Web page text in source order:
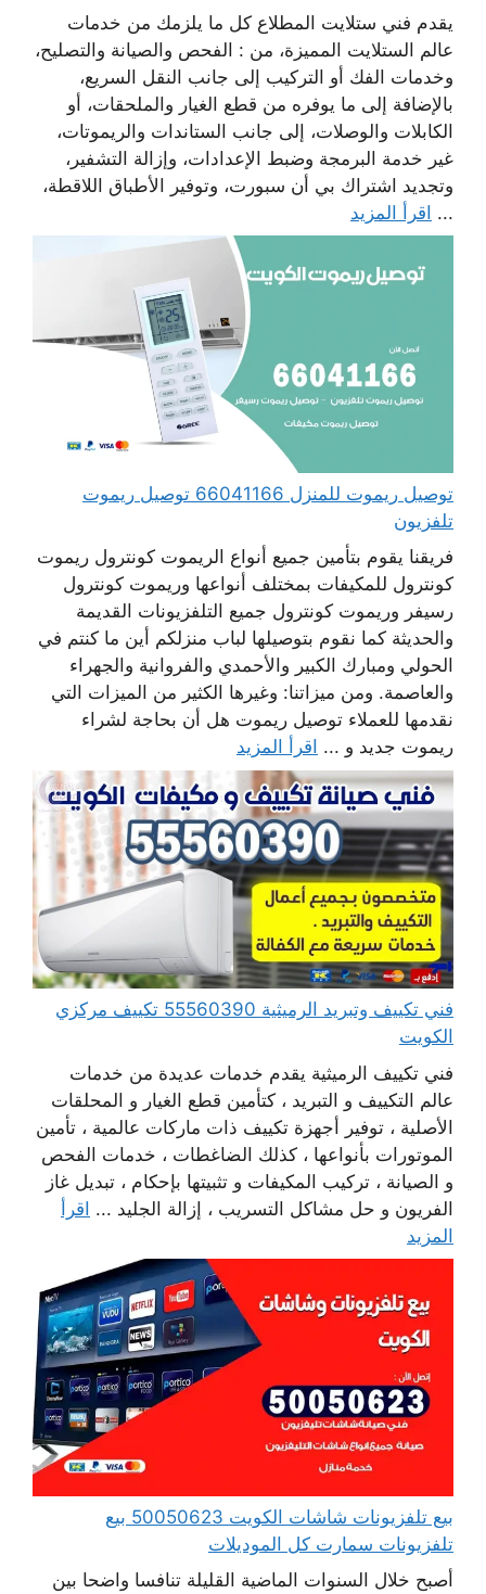
يقدم فني ستلايت المطلاع كل ما يلزمك من خدمات
عالم الستلايت المميزة، من : الفحص والصيانة والتصليح،
وخدمات الفك أو التركيب إلى جانب النقل السريع،
بالإضافة إلى ما يوفره من قطع الغيار والملحقات، أو
الكابلات والوصلات، إلى جانب الستاندات والريموتات،
غير خدمة البرمجة وضبط الإعدادات، وإزالة التشفير،
وتجديد اشتراك بي أن سبورت، وتوفير الأطباق اللاقطة،
... اقرأ المزيد
توصيل ريموت للمنزل 66041166 توصيل ريموت
تلفزيون
فريقنا يقوم بتأمين جميع أنواع الريموت كونترول ريموت
كونترول للمكيفات بمختلف أنواعها وريموت كونترول
رسيفر وريموت كونترول جميع التلفزيونات القديمة
والحديثة كما نقوم بتوصيلها لباب منزلكم أين ما كنتم في
الحولي ومبارك الكبير والأحمدي والفروانية والجهراء
والعاصمة. ومن ميزاتنا: وغيرها الكثير من الميزات التي
نقدمها للعملاء توصيل ريموت هل أن بحاجة لشراء
ريموت جديد و ... اقرأ المزيد
فني تكييف وتبريد الرميثية 55560390 تكييف مركزي
الكويت
فني تكييف الرميثية يقدم خدمات عديدة من خدمات
عالم التكييف و التبريد ، كتأمين قطع الغيار و المحلقات
الأصلية ، توفير أجهزة تكييف ذات ماركات عالمية ، تأمين
الموتورات بأنواعها ، كذلك الضاغطات ، خدمات الفحص
و الصيانة ، تركيب المكيفات و تثبيتها بإحكام ، تبديل غاز
الفريون و حل مشاكل التسريب ، إزالة الجليد ... اقرأ
المزيد
بيع تلفزيونات شاشات الكويت 50050623 بيع
تلفزيونات سمارت كل الموديلات
أصبح خلال السنوات الماضية القليلة تنافسا واضحا بين